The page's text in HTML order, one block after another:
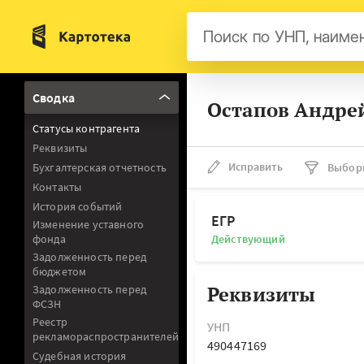
Сводка
Статусы контрагента
Реквизиты
Бухгалтерская отчетность
Контакты
История событий
Изменение уставного
фонда
Задолженность перед
бюджетом
Задолженность перед
ФСЗН
Реестр
рекламораспространителей
Судебная история
Остапов
Исправить
ЕГР
Действующий
Реквизиты
УНП
490447169